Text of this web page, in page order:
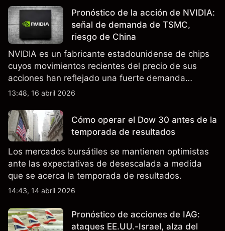
Pronóstico de la acción de NVIDIA:
señal de demanda de TSMC,
riesgo de China
NVIDIA es un fabricante estadounidense de chips
cuyos movimientos recientes del precio de sus
acciones han reflejado una fuerte demanda
relacionada con la IA, ingresos trimestrales récord
de exportación de EE.UU. que afectan las ventas
en China.
13:48, 16 abril 2026
Cómo operar el Dow 30 antes de la
temporada de resultados
Los mercados bursátiles se mantienen optimistas
ante las expectativas de desescalada a medida
que se acerca la temporada de resultados.
14:43, 14 abril 2026
Pronóstico de acciones de IAG:
ataques EE.UU.-Israel, alza del